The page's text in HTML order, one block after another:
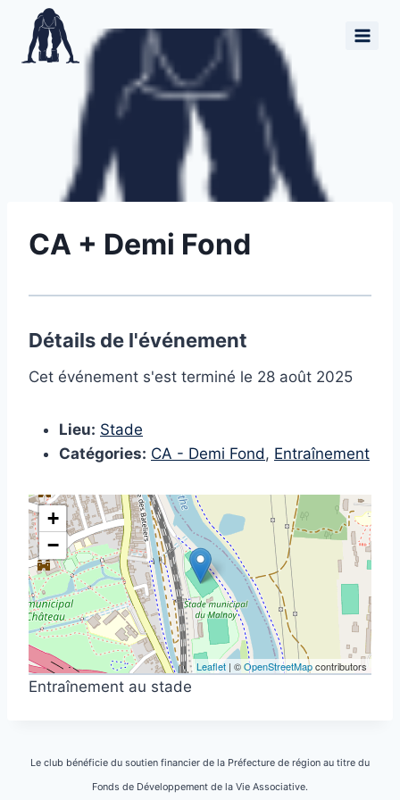
CA + Demi Fond
Détails de l'événement
Cet événement s'est terminé le 28 août 2025
Lieu: Stade
Catégories: CA - Demi Fond , Entraînement
+
−
Leaflet | ©OpenStreetMapcontributors
Entraînement au stade
Le club bénéficie du soutien financier de la Préfecture de région au titre du
Fonds de Développement de la Vie Associative.